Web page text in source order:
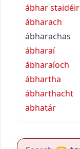
ábhar staidéir
ábharach
ábharachas
ábharaí
ábharaíoch
ábhartha
ábharthacht
abhatár